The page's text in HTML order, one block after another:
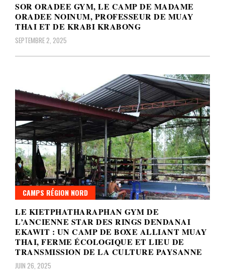
SOR ORADEE GYM, LE CAMP DE MADAME
ORADEE NOINUM, PROFESSEUR DE MUAY
THAI ET DE KRABI KRABONG
SEPTEMBRE 2, 2025
CAMPS RÉGION NORD
LE KIETPHATHARAPHAN GYM DE
L’ANCIENNE STAR DES RINGS DENDANAI
EKAWIT : UN CAMP DE BOXE ALLIANT MUAY
THAI, FERME ÉCOLOGIQUE ET LIEU DE
TRANSMISSION DE LA CULTURE PAYSANNE
JUIN 26, 2025